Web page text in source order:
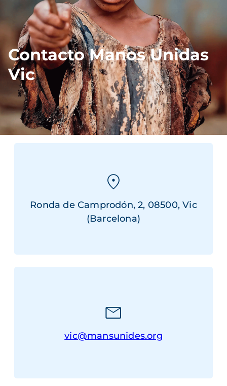
Contacto Manos Unidas
Vic
Ronda de Camprodón, 2, 08500, Vic
(Barcelona)
vic@mansunides.org